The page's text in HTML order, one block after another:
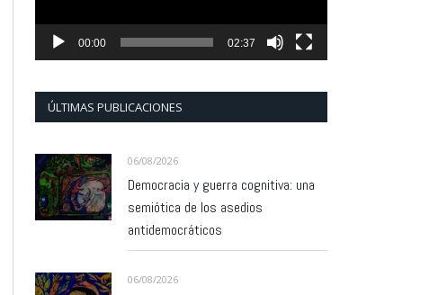
00:00 02:37
ÚLTIMAS PUBLICACIONES
06/08/2026
Democracia y guerra cognitiva: una
semiótica de los asedios
antidemocráticos
06/08/2026